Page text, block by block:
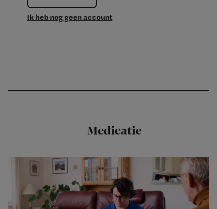
Ik heb nog geen account
Medicatie